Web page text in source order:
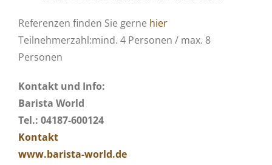
Referenzen finden Sie gerne hier
Teilnehmerzahl:mind. 4 Personen / max. 8
Personen
Kontakt und Info:
Barista World
Tel.: 04187-600124
Kontakt
www.barista-world.de